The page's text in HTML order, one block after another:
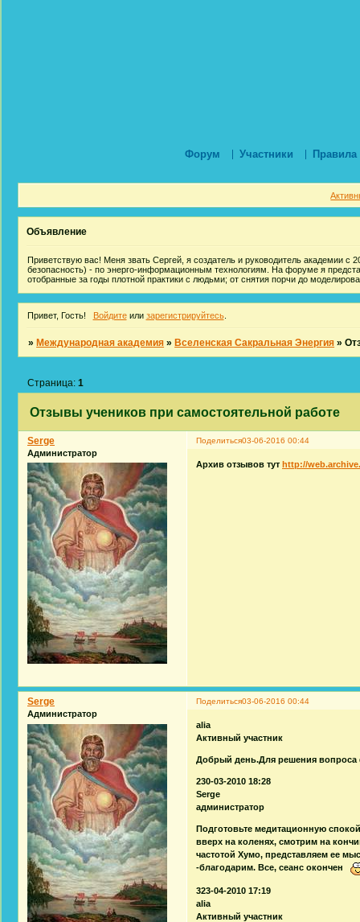
Форум Участники Правила
Объявление
Приветствую вас! Меня звать Сергей, я создатель и руководитель академии с
безопасность) - по энерго-информационным технологиям. На форуме я
отобранные за годы плотной практики с людьми; от снятия порчи до
Привет, Гость! Войдитеили зарегистрируйтесь.
»Международная академия »Вселенская Сакральная Энергия »
Отзывы учеников при самостоятельной работе
Страница:1
Поделиться03-06-2016 00:44
Serge
Администратор
Архив отзывов тутhttp://
Поделиться03-06-2016 00:44
Serge
Администратор
alia
Активный участник
Добрый день.Для решения
230-03-2010 18:28
Serge
администратор
Подготовьте медитационную
вверх на коленях, смотрим на
частотой Хумо, представляем ее
-благодарим. Все, сеанс окончен
323-04-2010 17:19
alia
Активный участник